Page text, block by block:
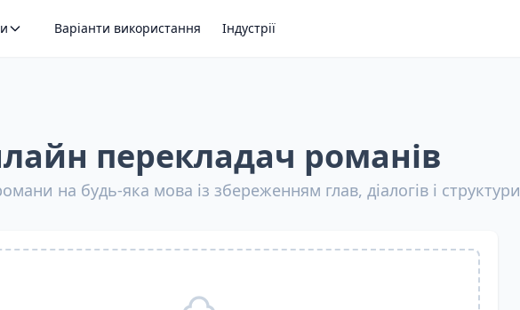
Варіанти використання Індустрії
перекладач романів
на будь-яка мова із збереженням глав, діалогів і структури